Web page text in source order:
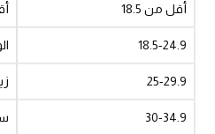
أقل من 18.5
18.5-24.9
25-29.9
30-34.9